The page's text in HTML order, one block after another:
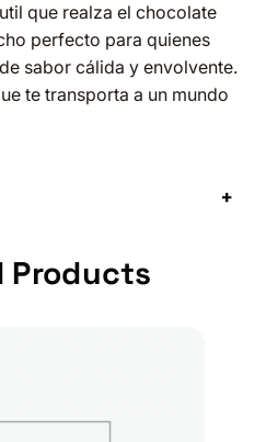
que realza el chocolate
perfecto para quienes
sabor cálida y envolvente.
te transporta a un mundo
+
Products